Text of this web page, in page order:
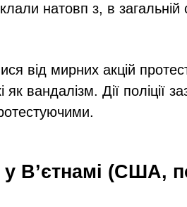
натовп з, в загальній
від мирних акцій
як вандалізм. Дії поліції
у В’єтнамі (США,